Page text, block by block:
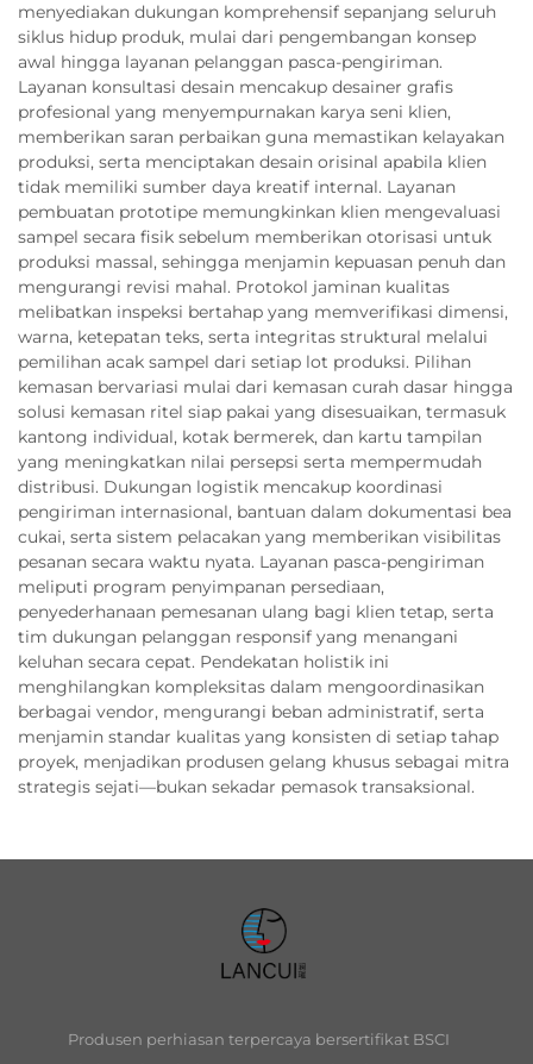
menyediakan dukungan komprehensif sepanjang seluruh
siklus hidup produk, mulai dari pengembangan konsep
awal hingga layanan pelanggan pasca-pengiriman.
Layanan konsultasi desain mencakup desainer grafis
profesional yang menyempurnakan karya seni klien,
memberikan saran perbaikan guna memastikan kelayakan
produksi, serta menciptakan desain orisinal apabila klien
tidak memiliki sumber daya kreatif internal. Layanan
pembuatan prototipe memungkinkan klien mengevaluasi
sampel secara fisik sebelum memberikan otorisasi untuk
produksi massal, sehingga menjamin kepuasan penuh dan
mengurangi revisi mahal. Protokol jaminan kualitas
melibatkan inspeksi bertahap yang memverifikasi dimensi,
warna, ketepatan teks, serta integritas struktural melalui
pemilihan acak sampel dari setiap lot produksi. Pilihan
kemasan bervariasi mulai dari kemasan curah dasar hingga
solusi kemasan ritel siap pakai yang disesuaikan, termasuk
kantong individual, kotak bermerek, dan kartu tampilan
yang meningkatkan nilai persepsi serta mempermudah
distribusi. Dukungan logistik mencakup koordinasi
pengiriman internasional, bantuan dalam dokumentasi bea
cukai, serta sistem pelacakan yang memberikan visibilitas
pesanan secara waktu nyata. Layanan pasca-pengiriman
meliputi program penyimpanan persediaan,
penyederhanaan pemesanan ulang bagi klien tetap, serta
tim dukungan pelanggan responsif yang menangani
keluhan secara cepat. Pendekatan holistik ini
menghilangkan kompleksitas dalam mengoordinasikan
berbagai vendor, mengurangi beban administratif, serta
menjamin standar kualitas yang konsisten di setiap tahap
proyek, menjadikan produsen gelang khusus sebagai mitra
strategis sejati—bukan sekadar pemasok transaksional.
Produsen perhiasan terpercaya bersertifikat BSCI